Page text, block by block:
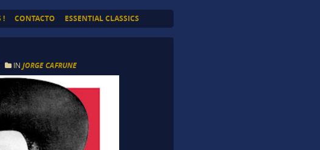
! CONTACTO ESSENTIAL CLASSICS
INJORGE CAFRUNE